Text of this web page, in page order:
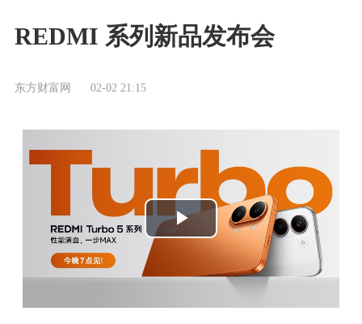
REDMI 系列新品发布会
东方财富网 02-02 21:15
播
放
视